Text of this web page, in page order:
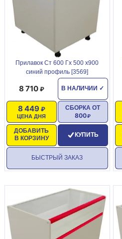
Прилавок Ст 600 Гх 500 х900
синий профиль [3569]
В НАЛИЧИИ ✓
8 710
ЦЕНА ДНЯ
8 449
ДОБАВИТЬ
В КОРЗИНУ
СБОРКА ОТ
800
КУПИТЬ
БЫСТРЫЙ ЗАКАЗ